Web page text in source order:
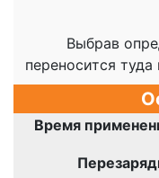
Выбрав
переносится
Время